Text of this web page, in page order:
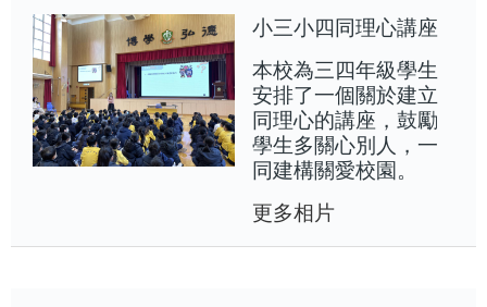
小三小四同理心講座
本校為三四年級學生
安排了一個關於建立
同理心的講座，鼓勵
學生多關心別人，一
同建構關愛校園。
更多相片